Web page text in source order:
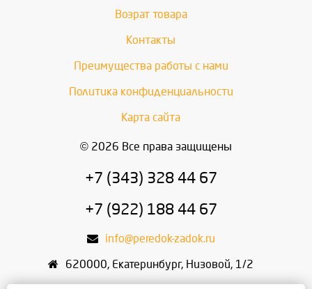
Возрат товара
Контакты
Преимущества работы с нами
Политика конфиденциальности
Карта сайта
© 2026 Все права защищены
+7 (343) 328 44 67
+7 (922) 188 44 67
info@peredok-zadok.ru
620000, Екатеринбург, Низовой, 1/2